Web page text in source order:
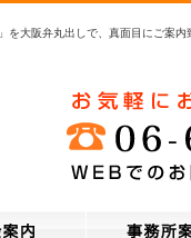
大阪弁丸出しで、真面目にご案